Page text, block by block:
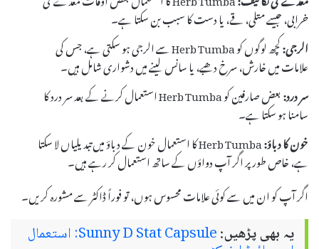
خرابی، جیسے متلی، قے، یا دست کا سبب بن سکتا ہے۔
الرجی:
کچھ لوگوں کو Herb Tumba سے الرجی ہو سکتی ہے، جس کی
علامات میں خارش، سرخ دھبے، یا سانس لینے میں دشواری شامل ہیں۔
سر درد:
بعض صارفین کو Herb Tumba استعمال کرنے کے بعد سر درد کا
سامنا ہو سکتا ہے۔
خون کا دباؤ:
Herb Tumba کا استعمال خون کے دباؤ میں تبدیلیاں لا سکتا
ہے، خاص طور پر اگر آپ دواؤں کے ساتھ استعمال کر رہے ہیں۔
اگر آپ کو ان میں سے کوئی علامات محسوس ہوں، تو فوراً ڈاکٹر سے مشورہ کریں۔
یہ بھی پڑھیں: Sunny D Stat Capsule: استعمال